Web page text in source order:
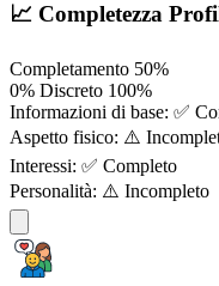
📈 Completezza
Completamento 50%
0% Discreto 100%
Informazioni di base: ✅
Aspetto fisico: ⚠️
Interessi: ✅ Completo
Personalità: ⚠️ Incompleto